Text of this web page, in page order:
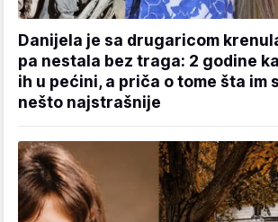
Danijela je sa drugaricom
pa nestala bez traga: 2 godine
ih u pećini, a priča o tome šta im
nešto najstrašnije